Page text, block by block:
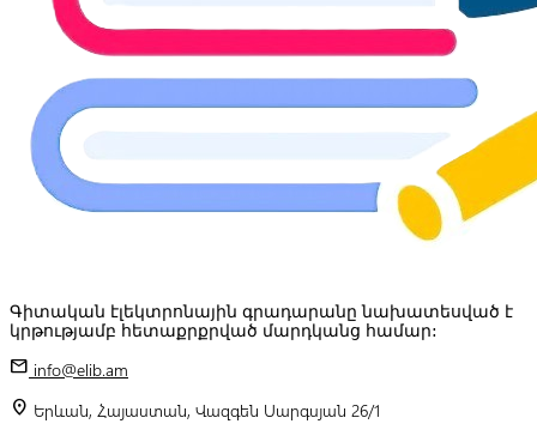
Գիտական էլեկտրոնային գրադարանը նախատեսված է
կրթությամբ հետաքրքրված մարդկանց համար:
mail info@elib.am
location_on Երևան, Հայաստան, Վազգեն Սարգսյան 26/1